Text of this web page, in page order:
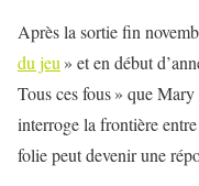
Après la sortie fin
du jeu » et en début
Tous ces fous » que
interroge la frontière
folie peut devenir une